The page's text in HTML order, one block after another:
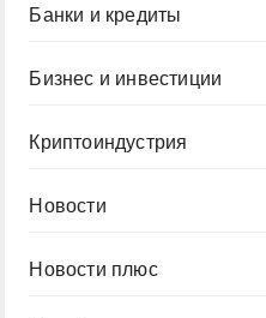
Банки и кредиты
Бизнес и инвестиции
Криптоиндустрия
Новости
Новости плюс